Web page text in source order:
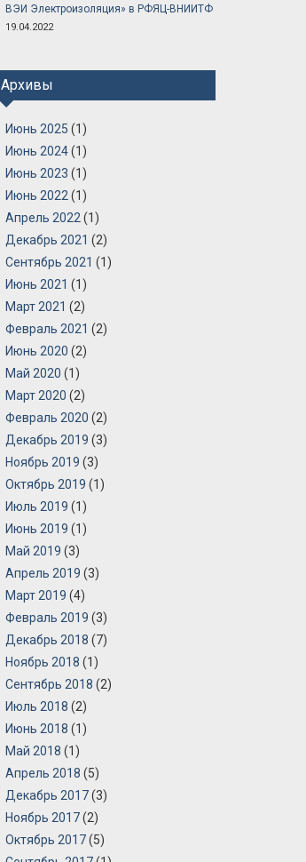
ВЭИ Электроизоляция» в РФЯЦ-ВНИИТФ
19.04.2022
Архивы
Июнь 2025 (1)
Июнь 2024(1)
Июнь 2023 (1)
Июнь 2022 (1)
Апрель 2022 (1)
Декабрь 2021 (2)
Сентябрь 2021 (1)
Июнь 2021 (1)
Март 2021 (2)
Февраль 2021 (2)
Июнь 2020 (2)
Май 2020 (1)
Март 2020 (2)
Февраль 2020 (2)
Декабрь 2019 (3)
Ноябрь 2019 (3)
Октябрь 2019 (1)
Июль 2019 (1)
Июнь 2019 (1)
Май 2019 (3)
Апрель 2019 (3)
Март 2019 (4)
Февраль 2019 (3)
Декабрь 2018 (7)
Ноябрь 2018 (1)
Сентябрь 2018 (2)
Июль 2018 (2)
Июнь 2018 (1)
Май 2018 (1)
Апрель 2018 (5)
Декабрь 2017(3)
Ноябрь 2017(2)
Октябрь 2017(5)